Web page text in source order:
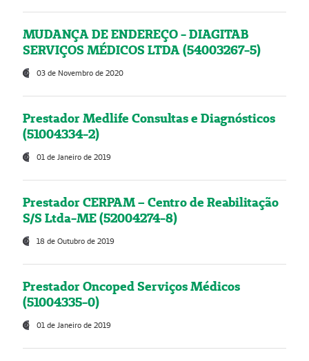
MUDANÇA DE ENDEREÇO - DIAGITAB
SERVIÇOS MÉDICOS LTDA (54003267-5)
03 de Novembro de 2020
Prestador Medlife Consultas e Diagnósticos
(51004334-2)
01 de Janeiro de 2019
Prestador CERPAM – Centro de Reabilitação
S/S Ltda-ME (52004274-8)
18 de Outubro de 2019
Prestador Oncoped Serviços Médicos
(51004335-0)
01 de Janeiro de 2019